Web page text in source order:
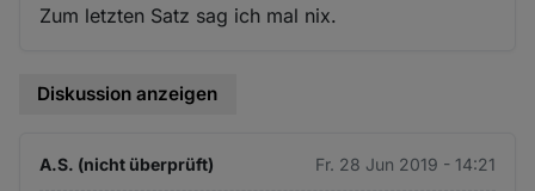
Zum letzten Satz sag ich mal nix.
Diskussion anzeigen
A.S. (nicht überprüft) Fr. 28 Jun 2019 - 14:21